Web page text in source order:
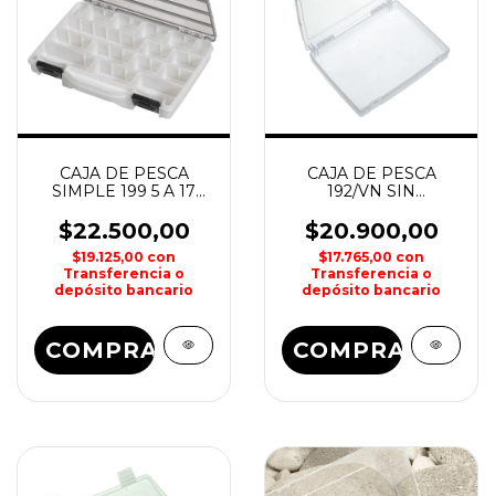
CAJA DE PESCA
SIMPLE 199 5 A 17
$22.500,00
$19.125,00 con
Transferencia o
depósito bancario
CAJA DE PESCA
192/VN SIN
$20.900,00
$17.765,00 con
Transferencia o
depósito bancario
COMPRAR